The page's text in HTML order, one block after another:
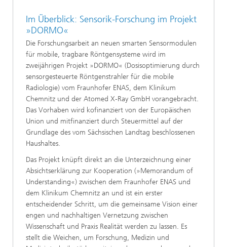
Im Überblick: Sensorik-Forschung im Projekt
»DORMO«
Die Forschungsarbeit an neuen smarten Sensormodulen
für mobile, tragbare Röntgensysteme wird im
zweijährigen Projekt »DORMO« (Dosisoptimierung durch
sensorgesteuerte Röntgenstrahler für die mobile
Radiologie) vom Fraunhofer ENAS, dem Klinikum
Chemnitz und der Atomed X-Ray GmbH vorangebracht.
Das Vorhaben wird kofinanziert von der Europäischen
Union und mitfinanziert durch Steuermittel auf der
Grundlage des vom Sächsischen Landtag beschlossenen
Haushaltes.
Das Projekt knüpft direkt an die Unterzeichnung einer
Absichtserklärung zur Kooperation (»Memorandum of
Understanding«) zwischen dem Fraunhofer ENAS und
dem Klinikum Chemnitz an und ist ein erster
entscheidender Schritt, um die gemeinsame Vision einer
engen und nachhaltigen Vernetzung zwischen
Wissenschaft und Praxis Realität werden zu lassen. Es
stellt die Weichen, um Forschung, Medizin und